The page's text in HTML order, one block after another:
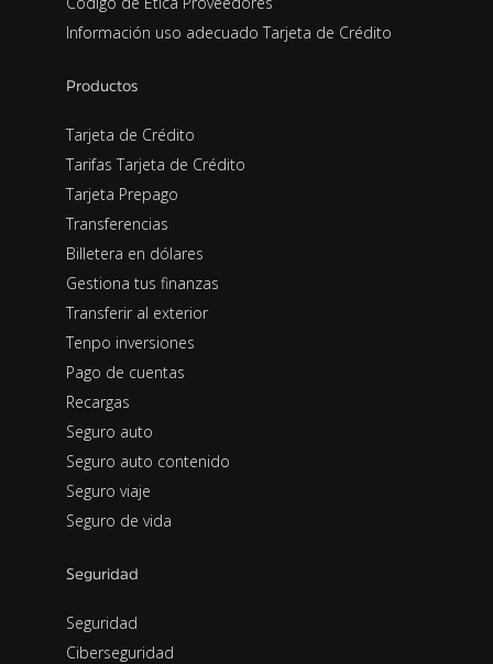
Información uso adecuado Tarjeta de Crédito
Productos
Tarjeta de Crédito
Tarifas Tarjeta de Crédito
Tarjeta Prepago
Transferencias
Billetera en dólares
Gestiona tus finanzas
Transferir al exterior
Tenpo inversiones
Pago de cuentas
Recargas
Seguro auto
Seguro auto contenido
Seguro viaje
Seguro de vida
Seguridad
Seguridad
Ciberseguridad